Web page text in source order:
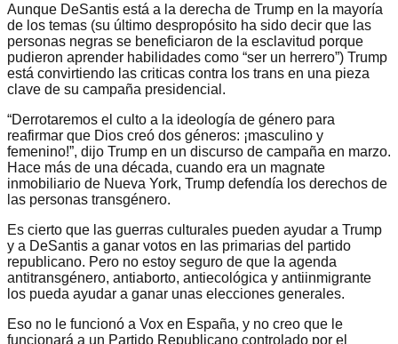
Aunque DeSantis está a la derecha de Trump en la mayoría
de los temas (su último despropósito ha sido decir que las
personas negras se beneficiaron de la esclavitud porque
pudieron aprender habilidades como “ser un herrero”) Trump
está convirtiendo las criticas contra los trans en una pieza
clave de su campaña presidencial.
“Derrotaremos el culto a la ideología de género para
reafirmar que Dios creó dos géneros: ¡masculino y
femenino!”, dijo Trump en un discurso de campaña en marzo.
Hace más de una década, cuando era un magnate
inmobiliario de Nueva York, Trump defendía los derechos de
las personas transgénero.
Es cierto que las guerras culturales pueden ayudar a Trump
y a DeSantis a ganar votos en las primarias del partido
republicano. Pero no estoy seguro de que la agenda
antitransgénero, antiaborto, antiecológica y antiinmigrante
los pueda ayudar a ganar unas elecciones generales.
Eso no le funcionó a Vox en España, y no creo que le
funcionará a un Partido Republicano controlado por el